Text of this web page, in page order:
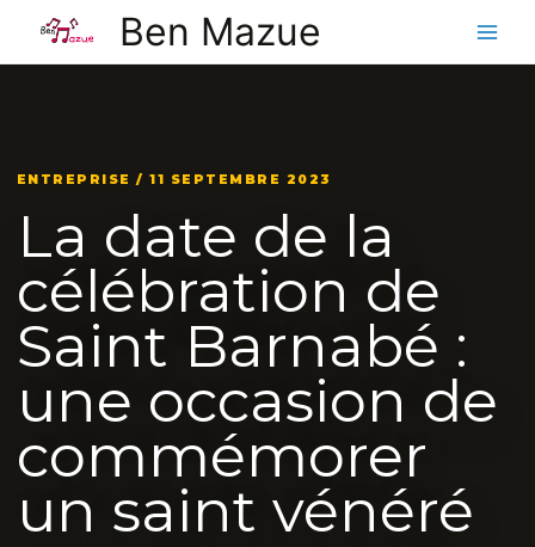
contenu
Ben Mazue
ENTREPRISE / 11 SEPTEMBRE 2023
La date de la
célébration de
Saint Barnabé :
une occasion de
commémorer
un saint vénéré